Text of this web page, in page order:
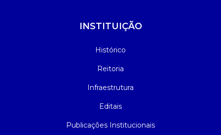
INSTITUIÇÃO
Histórico
Reitoria
Infraestrutura
Editais
Publicações Institucionais